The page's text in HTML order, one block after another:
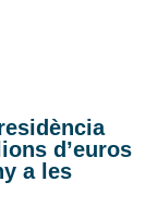
d’euros
a les